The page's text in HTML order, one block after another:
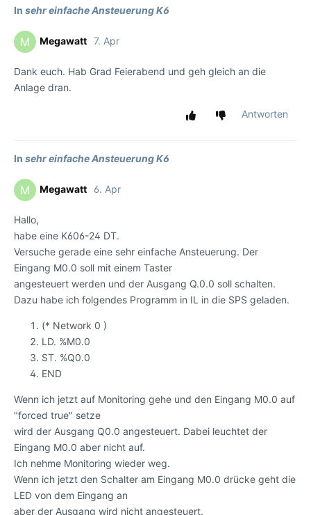
In sehr einfache Ansteuerung K6
M Megawatt 7. Apr
Dank euch. Hab Grad Feierabend und geh gleich an die
Anlage dran.
Antworten
In sehr einfache Ansteuerung K6
M Megawatt 6. Apr
Hallo,
habe eine K606-24 DT.
Versuche gerade eine sehr einfache Ansteuerung. Der
Eingang M0.0 soll mit einem Taster
angesteuert werden und der Ausgang Q.0.0 soll schalten.
Dazu habe ich folgendes Programm in IL in die SPS geladen.
(* Network 0 )
LD. %M0.0
ST. %Q0.0
END
Wenn ich jetzt auf Monitoring gehe und den Eingang M0.0 auf
"forced true" setze
wird der Ausgang Q0.0 angesteuert. Dabei leuchtet der
Eingang M0.0 aber nicht auf.
Ich nehme Monitoring wieder weg.
Wenn ich jetzt den Schalter am Eingang M0.0 drücke geht die
LED von dem Eingang an
aber der Ausgang wird nicht angesteuert.